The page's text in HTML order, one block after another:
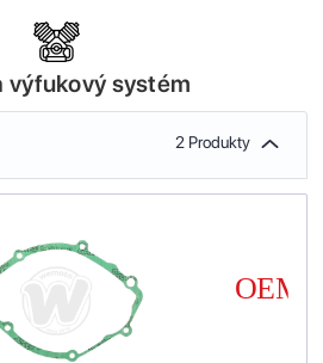
výfukový systém
2 Produkty